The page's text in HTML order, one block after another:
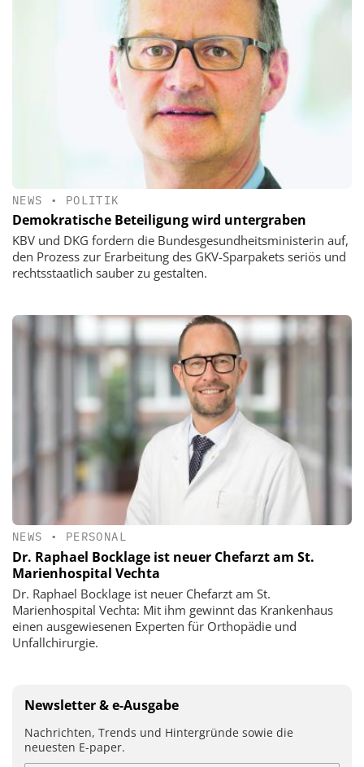
NEWS • POLITIK
Demokratische Beteiligung wird untergraben
KBV und DKG fordern die Bundesgesundheitsministerin auf,
den Prozess zur Erarbeitung des GKV-Sparpakets seriös und
rechtsstaatlich sauber zu gestalten.
NEWS • PERSONAL
Dr. Raphael Bocklage ist neuer Chefarzt am St.
Marienhospital Vechta
Dr. Raphael Bocklage ist neuer Chefarzt am St.
Marienhospital Vechta: Mit ihm gewinnt das Krankenhaus
einen ausgewiesenen Experten für Orthopädie und
Unfallchirurgie.
Newsletter & e-Ausgabe
Nachrichten, Trends und Hintergründe sowie die
neuesten E-paper.